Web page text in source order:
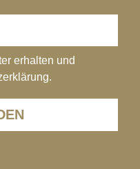
erhalten und